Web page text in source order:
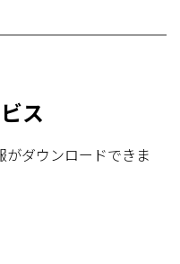
ス
ダウンロードできま